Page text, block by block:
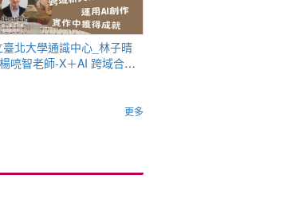
喨智老師-X＋AI 跨域合作
更多